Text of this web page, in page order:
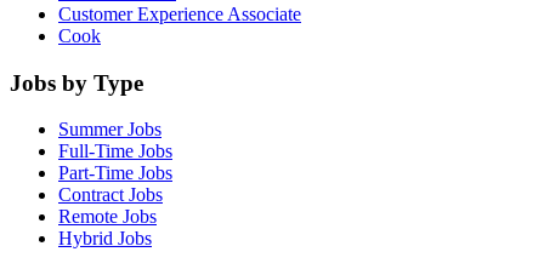
Customer Experience Associate
Cook
Jobs by Type
Summer Jobs
Full-Time Jobs
Part-Time Jobs
Contract Jobs
Remote Jobs
Hybrid Jobs